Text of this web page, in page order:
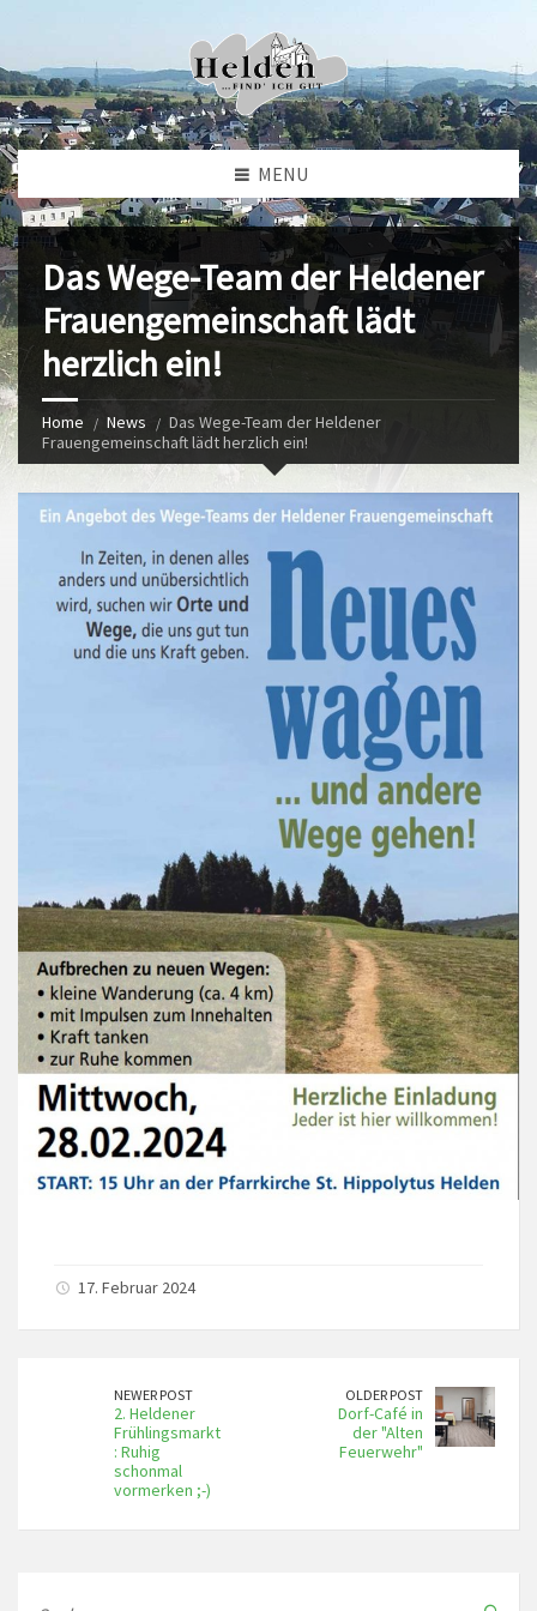
MENU
Das Wege-Team der Heldener
Frauengemeinschaft lädt
herzlich ein!
Home News
Das Wege-Team der Heldener
Frauengemeinschaft lädt herzlich ein!
17. Februar 2024
NEWER POST
2. Heldener
Frühlingsmarkt
: Ruhig
schonmal
vormerken ;-)
OLDER POST
Dorf-Café in
der "Alten
Feuerwehr"